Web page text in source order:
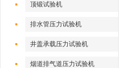
顶锻试验机
排水管压力试验机
井盖承载压力试验机
烟道排气道压力试验机